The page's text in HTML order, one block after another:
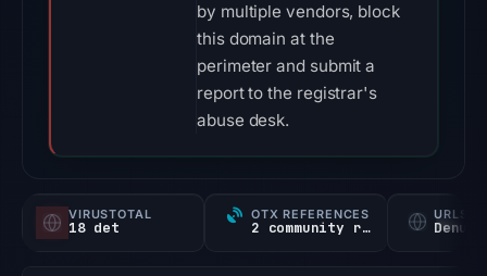
by multiple vendors, block
this domain at the
perimeter and submit a
report to the registrar's
abuse desk.
VIRUSTOTAL
18 det
OTX REFERENCES
2 community refs